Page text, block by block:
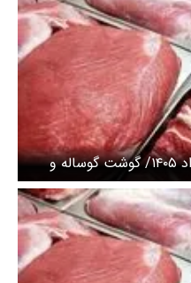
قیمت گوشت قرمز امروز ۲۴ خرداد ۱۴۰۵/ گوشت گوساله و